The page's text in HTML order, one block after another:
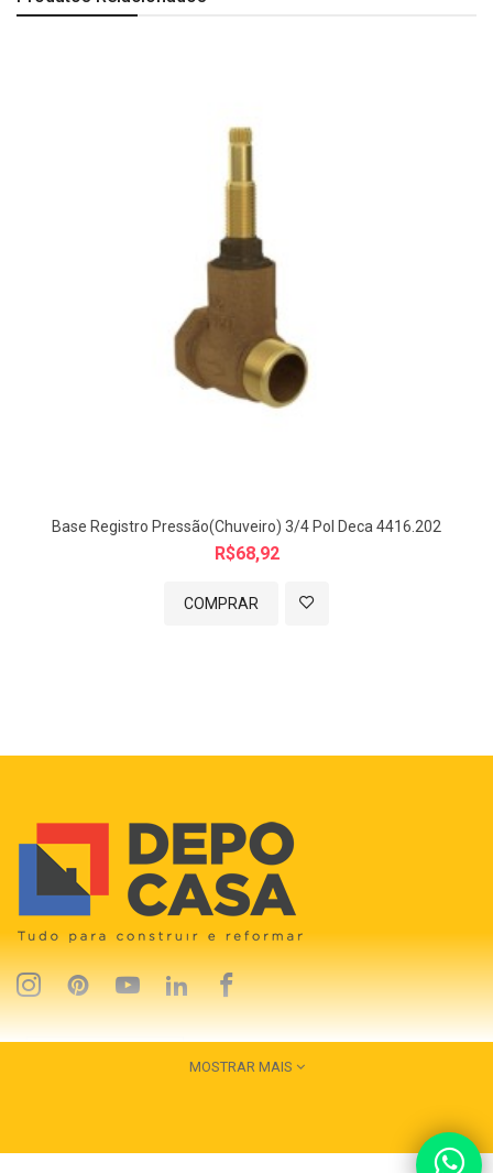
A segunda imagem é especificação técnica do produto.
Base Registro Pressão(Chuveiro) 3/4 Pol Deca 4416.202
R$68,92
COMPRAR
MOSTRAR MAIS